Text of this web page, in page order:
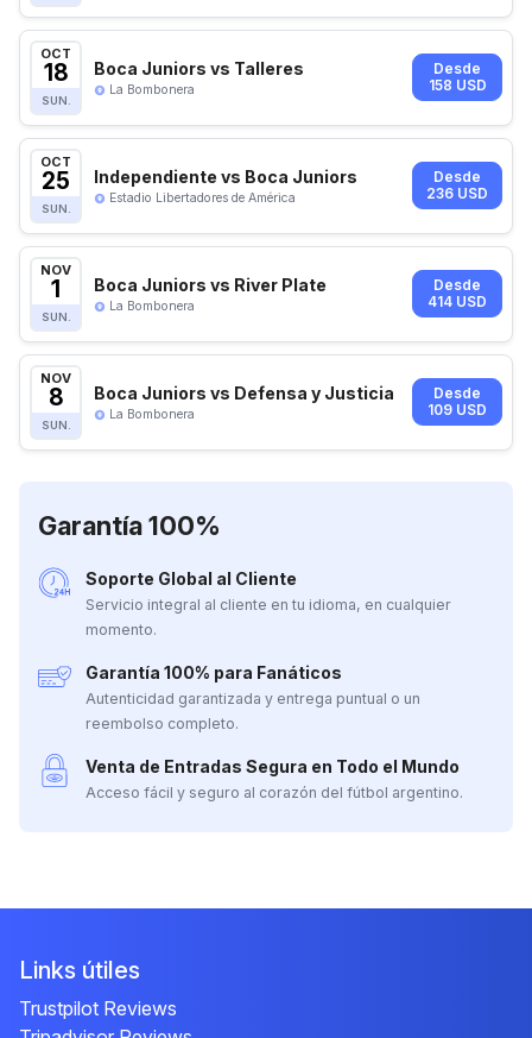
OCT
18
SUN.
Boca Juniors vs Talleres
La Bombonera
Desde
158 USD
OCT
25
SUN.
Independiente vs Boca Juniors
Estadio Libertadores de América
Desde
236 USD
NOV
1
SUN.
Boca Juniors vs River Plate
La Bombonera
Desde
414 USD
NOV
8
SUN.
Boca Juniors vs Defensa y Justicia
La Bombonera
Desde
109 USD
Garantía 100%
Soporte Global al Cliente
Servicio integral al cliente en tu idioma, en cualquier
momento.
Garantía 100% para Fanáticos
Autenticidad garantizada y entrega puntual o un
reembolso completo.
Venta de Entradas Segura en Todo el Mundo
Acceso fácil y seguro al corazón del fútbol argentino.
Links útiles
Trustpilot Reviews